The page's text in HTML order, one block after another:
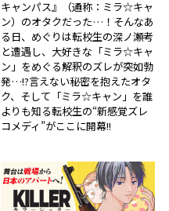
キャンパス』（通称：ミラ☆キャ
ン）のオタクだった…！そんなあ
る日、めぐりは転校生の深ノ瀬考
と遭遇し、大好きな「ミラ☆キャ
ン」をめぐる解釈のズレが突如勃
発…!?言えない秘密を抱えたオタ
ク、そして「ミラ☆キャン」を誰
よりも知る転校生の“新感覚ズレ
コメディ”がここに開幕!!